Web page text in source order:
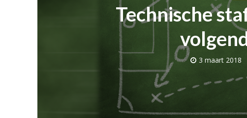
Technische
3 maart 2018